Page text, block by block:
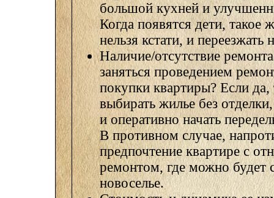
большой кухней и
Когда появятся дети, такое
нельзя кстати, и переезжать
Наличие/отсутствие
заняться проведением
покупки квартиры? Если
выбирать жилье без
и оперативно начать
В противном случае,
предпочтение квартире с
ремонтом, где можно будет
новоселье.